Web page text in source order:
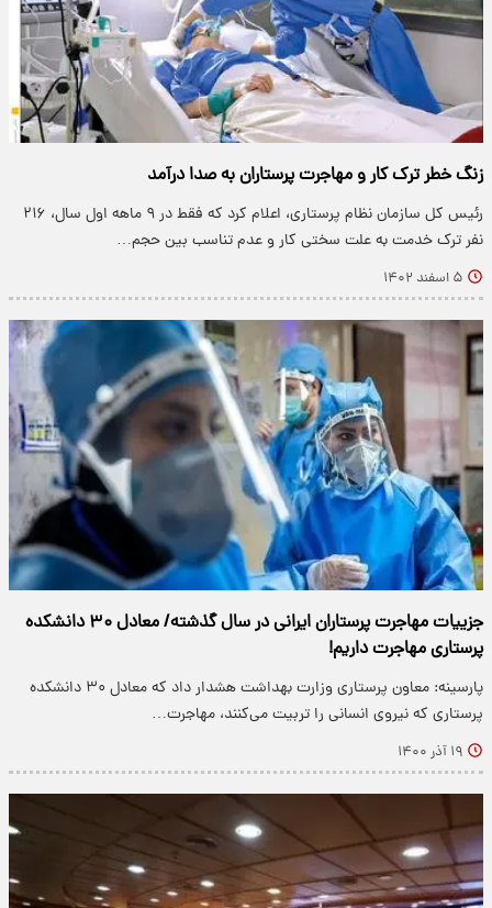
زنگ خطر ترک کار و مهاجرت پرستاران به صدا درآمد
رئیس کل سازمان نظام پرستاری، اعلام کرد که فقط در ۹ ماهه اول سال، ۲۱۶
نفر ترک خدمت به علت سختی کار و عدم تناسب بین حجم…
۵ اسفند ۱۴۰۲
جزییات مهاجرت پرستاران ایرانی در سال گذشته/ معادل ۳۰ دانشکده
پرستاری مهاجرت داریم!
پارسینه: معاون پرستاری وزارت بهداشت هشدار داد که معادل ۳۰ دانشکده
پرستاری که نیروی انسانی را تربیت می‌کنند، مهاجرت…
۱۹ آذر ۱۴۰۰